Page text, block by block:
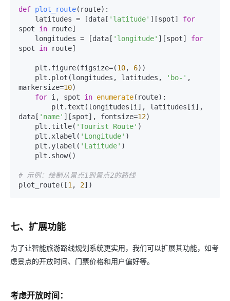
def plot_route( route):
    latitudes = [data[
'latitude' ][spot] for
spot in route]
    longitudes = [data[
'longitude' ][spot] for
spot in route]
    plt.figure(figsize=(
10, 6))
    plt.plot(longitudes, latitudes,
'bo-' ,
markersize=10)
for i, spot in enumerate(route):
data[ 'name' ][spot], fontsize=12)
    plt.title(
'Tourist Route' )
    plt.xlabel(
'Longitude' )
    plt.ylabel(
'Latitude' )
# 示例：绘制从景点1到景点2的路线
plot_route([1 , 2
七、扩展功能
为了让智能旅游路线规划系统更实用，我们可以扩展其功能，如考
虑景点的开放时间、门票价格和用户偏好等。
考虑开放时间：